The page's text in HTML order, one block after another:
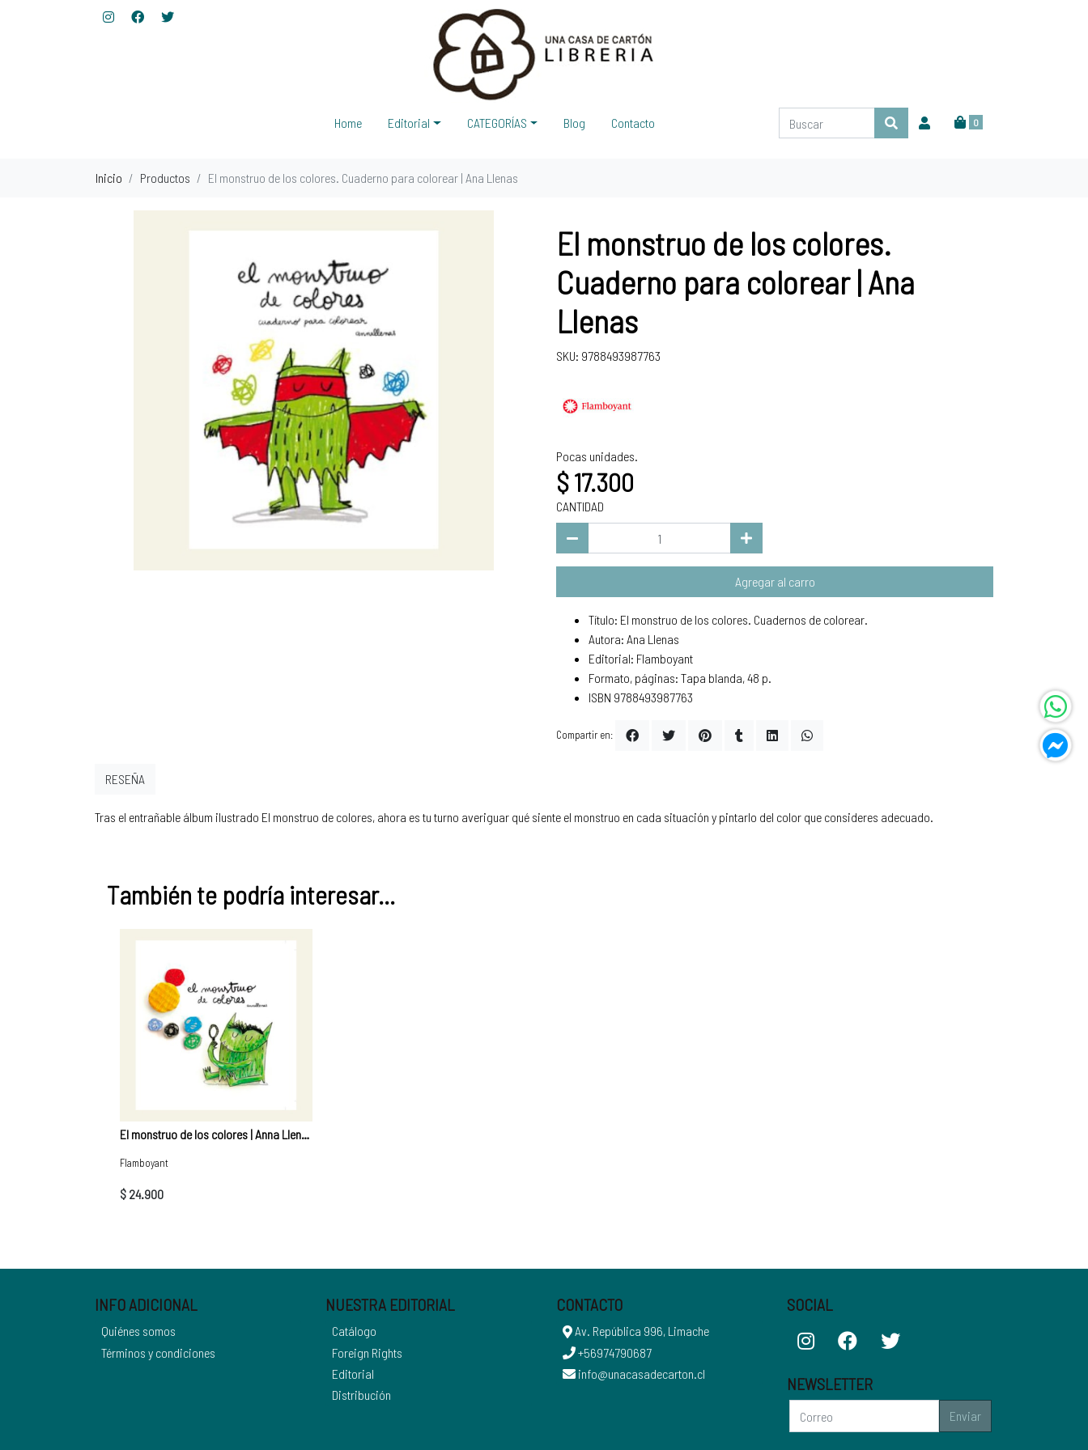
0
Home Editorial CATEGORÍAS Blog Contacto
Inicio Productos El monstruo de los colores. Cuaderno para colorear | Ana Llenas
El monstruo de los colores.
Cuaderno para colorear | Ana
Llenas
SKU: 9788493987763
Pocas unidades.
$ 17.300
CANTIDAD
Agregar al carro
Título: El monstruo de los colores. Cuadernos de colorear.
Autora: Ana Llenas
Editorial: Flamboyant
Formato, páginas: Tapa blanda, 48 p.
ISBN 9788493987763
Compartir en:
Tras el entrañable álbum ilustrado El monstruo de colores, ahora es tu turno averiguar qué siente el monstruo en cada situación y pintarlo del color que consideres adecuado.
RESEÑA
También te podría interesar...
El monstruo de los colores | Anna Llenas
Flamboyant
$ 24.900
INFO ADICIONAL
Quiénes somos
Términos y condiciones
NUESTRA EDITORIAL
Catálogo
Foreign Rights
Editorial
Distribución
CONTACTO
Av. República 996, Limache
+56974790687
info@unacasadecarton.cl
SOCIAL
NEWSLETTER
Enviar